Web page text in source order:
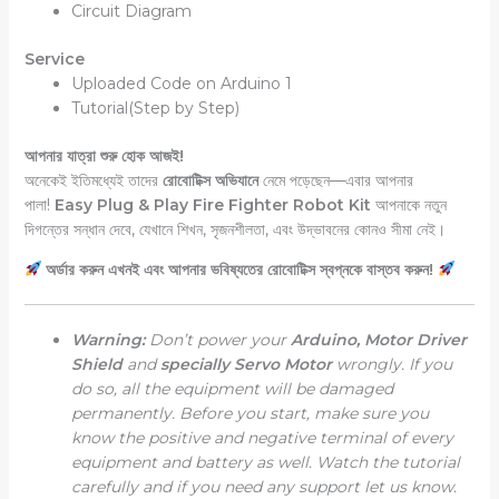
Circuit Diagram
Service
Uploaded Code on Arduino 1
Tutorial(Step by Step)
আপনার যাত্রা শুরু হোক আজই!
অনেকেই ইতিমধ্যেই তাদের রোবোটিক্স অভিযানেনেমে পড়েছেন—এবার আপনার
পালা! Easy Plug & Play Fire Fighter Robot Kit আপনাকে নতুন
দিগন্তের সন্ধান দেবে, যেখানে শিখন, সৃজনশীলতা, এবং উদ্ভাবনের কোনও সীমা নেই।
অর্ডার করুন এখনই এবং আপনার ভবিষ্যতের রোবোটিক্স স্বপ্নকে বাস্তব করুন!
Warning:Don’t power yourArduino, Motor Driver
Shieldandspecially Servo Motorwrongly. If you
do so, all the equipment will be damaged
permanently. Before you start, make sure you
know the positive and negative terminal of every
equipment and battery as well. Watch the tutorial
carefully and if you need any support let us know.